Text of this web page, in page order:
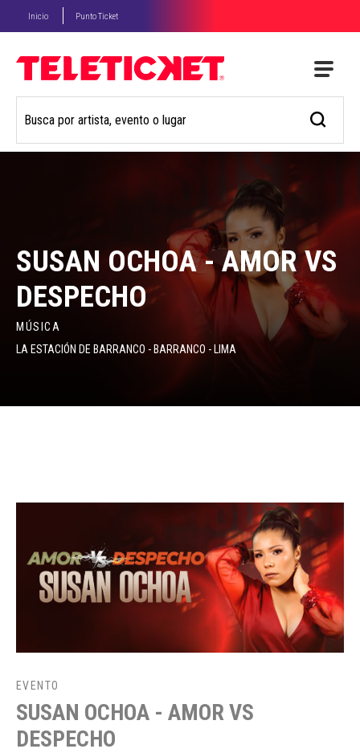
Inicio Punto Ticket
SUSAN OCHOA - AMOR VS
DESPECHO
MÚSICA
LA ESTACIÓN DE BARRANCO - BARRANCO - LIMA
EVENTO
SUSAN OCHOA - AMOR VS
DESPECHO